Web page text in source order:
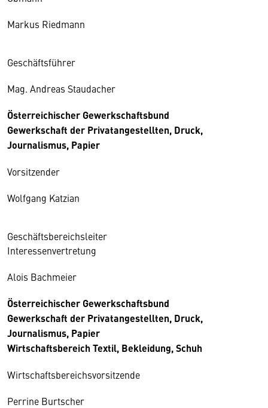
Markus Riedmann
Geschäftsführer
Mag. Andreas Staudacher
Österreichischer Gewerkschaftsbund
Gewerkschaft der Privatangestellten, Druck,
Journalismus, Papier
Vorsitzender
Wolfgang Katzian
Geschäftsbereichsleiter
Interessenvertretung
Alois Bachmeier
Österreichischer Gewerkschaftsbund
Gewerkschaft der Privatangestellten, Druck,
Journalismus, Papier
Wirtschaftsbereich Textil, Bekleidung, Schuh
Wirtschaftsbereichsvorsitzende
Perrine Burtscher